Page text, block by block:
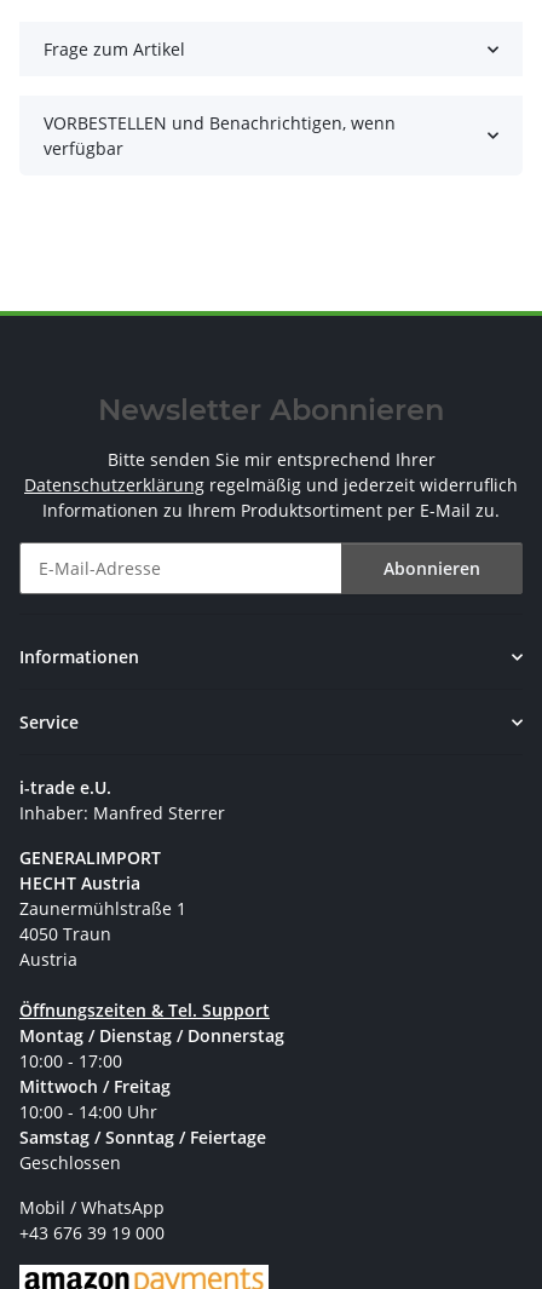
Frage zum Artikel
VORBESTELLEN und Benachrichtigen, wenn
verfügbar
Newsletter Abonnieren
Bitte senden Sie mir entsprechend Ihrer
Datenschutzerklärung regelmäßig und jederzeit widerruflich
Informationen zu Ihrem Produktsortiment per E-Mail zu.
Abonnieren
Informationen
Service
i-trade e.U.
Inhaber: Manfred Sterrer
GENERALIMPORT
HECHT Austria
Zaunermühlstraße 1
4050 Traun
Austria
Öffnungszeiten & Tel. Support
Montag / Dienstag / Donnerstag
10:00 - 17:00
Mittwoch / Freitag
10:00 - 14:00 Uhr
Samstag / Sonntag / Feiertage
Geschlossen
Mobil / WhatsApp
+43 676 39 19 000